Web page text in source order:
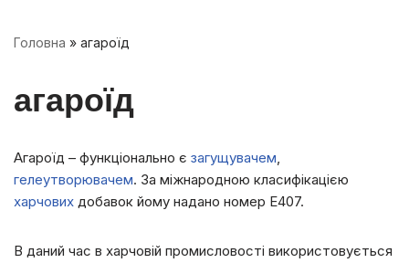
Головна » агароїд
агароїд
Агароїд – функціонально є загущувачем,
гелеутворювачем. За міжнародною класифікацією
харчових добавок йому надано номер Е407.
В даний час в харчовій промисловості використовується